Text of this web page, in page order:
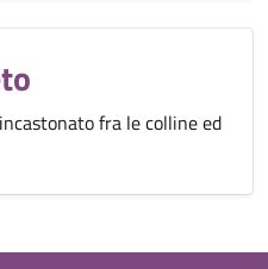
fra le colline ed